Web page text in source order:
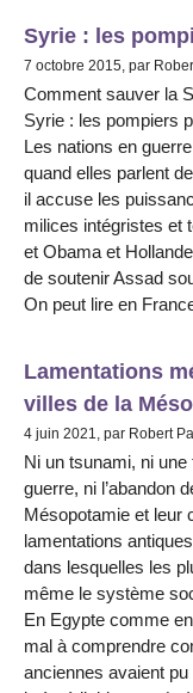
Syrie : les
7 octobre 2015, par
Comment sauver la
Syrie : les pompiers
Les nations en
quand elles parlent
il accuse les
milices intégristes et
et Obama et
de soutenir Assad
On peut lire en
Lamentations
villes de la
4 juin 2021, par Robert
Ni un tsunami, ni
guerre, ni l’abandon
Mésopotamie et leur
lamentations
dans lesquelles les
même le système
En Egypte comme
mal à comprendre
anciennes avaient